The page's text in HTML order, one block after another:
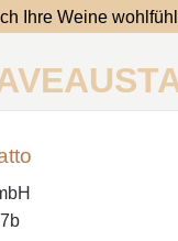
Ihre Weine